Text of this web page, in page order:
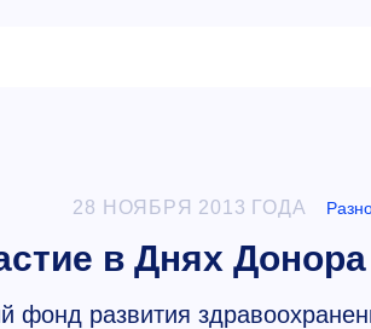
28 НОЯБРЯ 2013 ГОДА
в Днях
фонд развития